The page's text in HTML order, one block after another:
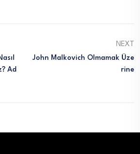
Ad
NEXT
John Malkovich Olmamak Üze
Rine